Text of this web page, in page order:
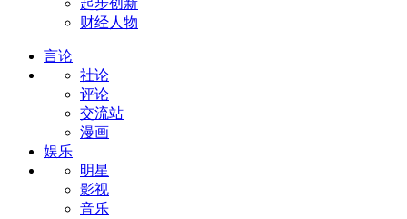
起步创新
财经人物
言论
社论
评论
交流站
漫画
娱乐
明星
影视
音乐